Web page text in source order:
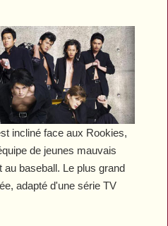
incliné face aux Rookies,
de jeunes mauvais
baseball. Le plus grand
adapté d'une série TV